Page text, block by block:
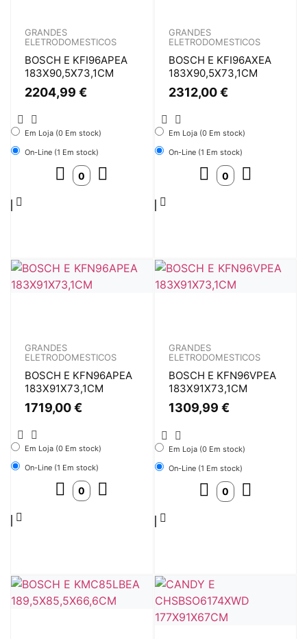
GRANDES
ELETRODOMESTICOS
BOSCH E KFI96APEA
183X90,5X73,1CM
2204,99 €
Em Loja (0 Em stock)
On-Line (1 Em stock)
GRANDES
ELETRODOMESTICOS
BOSCH E KFI96AXEA
183X90,5X73,1CM
2312,00€
Em Loja (0 Em stock)
On-Line (1 Em stock)
GRANDES
ELETRODOMESTICOS
BOSCH E KFN96APEA
183X91X73,1CM
1719,00€
Em Loja (0 Em stock)
On-Line (1 Em stock)
GRANDES
ELETRODOMESTICOS
BOSCH E KFN96VPEA
183X91X73,1CM
1309,99 €
Em Loja (0 Em stock)
On-Line (1 Em stock)